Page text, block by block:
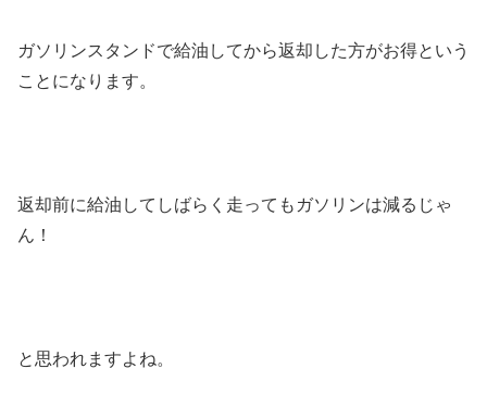
ガソリンスタンドで給油してから返却した方がお得という
ことになります。
返却前に給油してしばらく走ってもガソリンは減るじゃ
ん！
と思われますよね。